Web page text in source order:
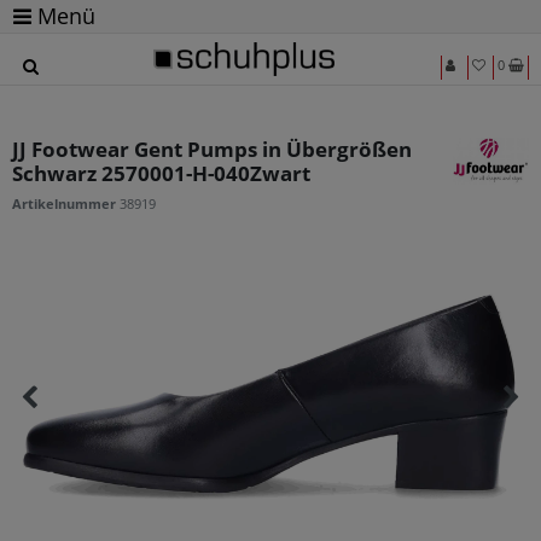
Menü
0
JJ Footwear Gent Pumps in Übergrößen
Schwarz 2570001-H-040Zwart
Artikelnummer 38919